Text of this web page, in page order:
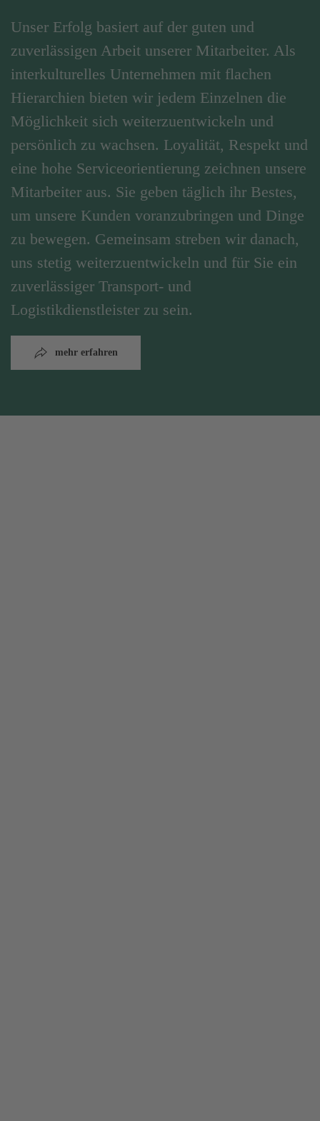
Unser Erfolg basiert auf der guten und
zuverlässigen Arbeit unserer Mitarbeiter. Als
interkulturelles Unternehmen mit flachen
Hierarchien bieten wir jedem Einzelnen die
Möglichkeit sich weiterzuentwickeln und
persönlich zu wachsen. Loyalität, Respekt und
eine hohe Serviceorientierung zeichnen unsere
Mitarbeiter aus. Sie geben täglich ihr Bestes,
um unsere Kunden voranzubringen und Dinge
zu bewegen. Gemeinsam streben wir danach,
uns stetig weiterzuentwickeln und für Sie ein
zuverlässiger Transport- und
Logistikdienstleister zu sein.
mehr erfahren